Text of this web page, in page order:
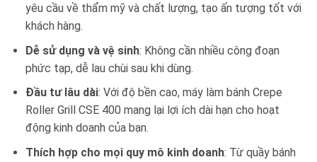
yêu cầu về thẩm mỹ và chất lượng, tạo ấn tượng tốt với
khách hàng.
Dễ sử dụng và vệ sinh: Không cần nhiều công đoạn
phức tạp, dễ lau chùi sau khi dùng.
Đầu tư lâu dài: Với độ bền cao, máy làm bánh Crepe
Roller Grill CSE 400 mang lại lợi ích dài hạn cho hoạt
động kinh doanh của bạn.
Thích hợp cho mọi quy mô kinh doanh: Từ quầy bánh